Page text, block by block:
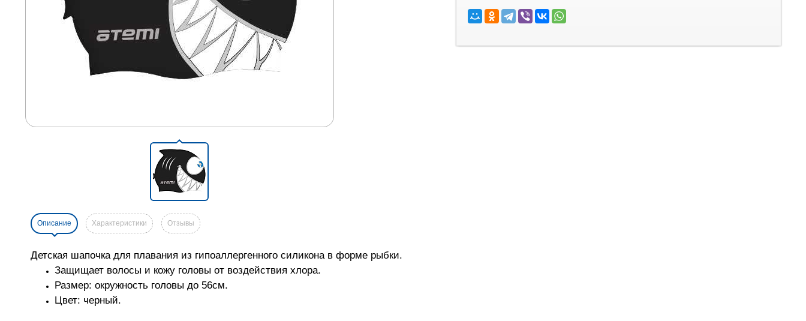
Описание Характеристики Отзывы
Детская шапочка для плавания из гипоаллергенного силикона в форме рыбки.
Защищает волосы и кожу головы от воздействия хлора.
Размер: окружность головы до 56см.
Цвет: черный.